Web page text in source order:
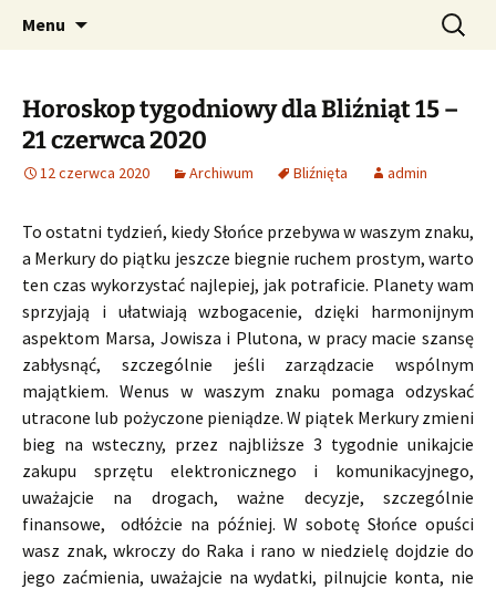
CzaroMarowy horoskop
dzienny, miesięczny i
tygodniowy
Profesjonalne przepowiednie astrologiczne
Menu Szukaj:
Horoskop tygodniowy dla Bliźniąt 15 –
21 czerwca 2020
12 czerwca 2020 Archiwum Bliźnięta admin
To ostatni tydzień, kiedy Słońce przebywa w waszym znaku,
a Merkury do piątku jeszcze biegnie ruchem prostym, warto
ten czas wykorzystać najlepiej, jak potraficie. Planety wam
sprzyjają i ułatwiają wzbogacenie, dzięki harmonijnym
aspektom Marsa, Jowisza i Plutona, w pracy macie szansę
zabłysnąć, szczególnie jeśli zarządzacie wspólnym
majątkiem. Wenus w waszym znaku pomaga odzyskać
utracone lub pożyczone pieniądze. W piątek Merkury zmieni
bieg na wsteczny, przez najbliższe 3 tygodnie unikajcie
zakupu sprzętu elektronicznego i komunikacyjnego,
uważajcie na drogach, ważne decyzje, szczególnie
finansowe, odłóżcie na później. W sobotę Słońce opuści
wasz znak, wkroczy do Raka i rano w niedzielę dojdzie do
jego zaćmienia, uważajcie na wydatki, pilnujcie konta, nie